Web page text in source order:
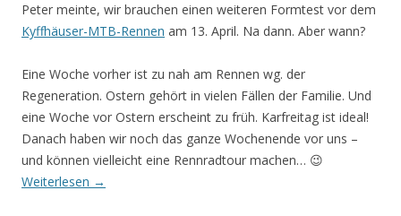
Peter meinte, wir brauchen einen weiteren Formtest vor dem
Kyffhäuser-MTB-Rennen am 13. April. Na dann. Aber wann?
Eine Woche vorher ist zu nah am Rennen wg. der
Regeneration. Ostern gehört in vielen Fällen der Familie. Und
eine Woche vor Ostern erscheint zu früh. Karfreitag ist ideal!
Danach haben wir noch das ganze Wochenende vor uns –
und können vielleicht eine Rennradtour machen… 😉
Weiterlesen →